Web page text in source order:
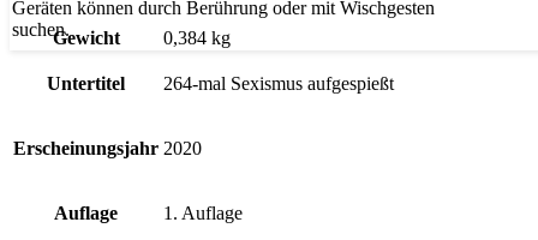
Geräten können durch Berührung oder mit Wischgesten
suchen.Gewicht 0,384 kg
Untertitel 264-mal Sexismus aufgespießt
Erscheinungsjahr 2020
Auflage 1. Auflage